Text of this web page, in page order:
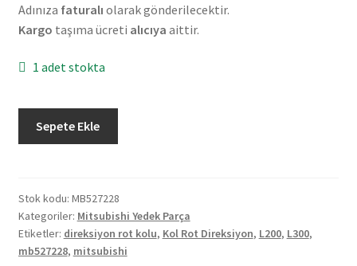
Adınıza faturalı olarak gönderilecektir.
Kargo taşıma ücreti alıcıya aittir.
1 adet stokta
Mitsubishi
Direksiyon
Rot
Kolu
MB527228
Sepete Ekle
Stok kodu: MB527228
Kategoriler: Mitsubishi Yedek Parça
Etiketler: direksiyon rot kolu, Kol Rot Direksiyon, L200, L300,
mb527228, mitsubishi